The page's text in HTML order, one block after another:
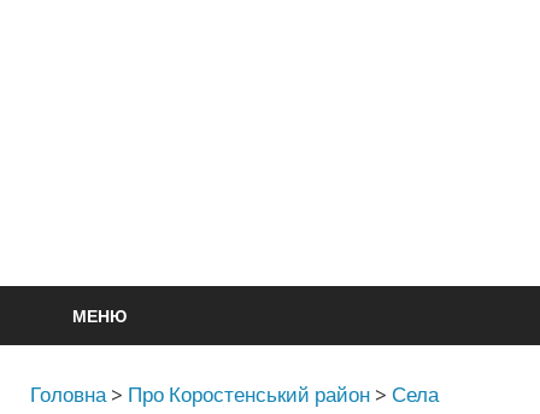
МЕНЮ
Головна > Про Коростенський район >Села